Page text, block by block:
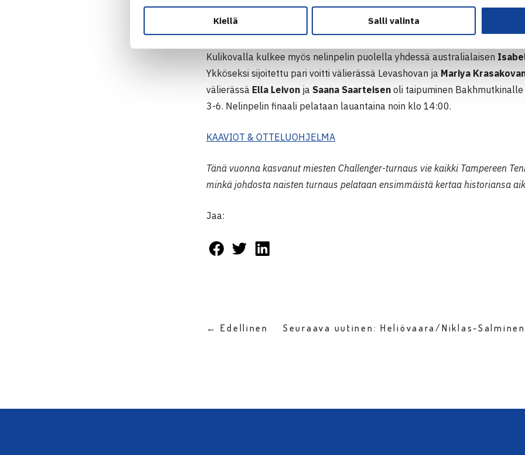
Kiellä Salli valinta
Launtaisessa välierässä on vastassa venäläinenPolina Bakhmutkina
Hartmanin
toisella kierroksella. Välieräottelu pelataan lauantaina klo
Kulikovalla kulkee myös nelinpelin puolella yhdessä australialaisen
Ykköseksi sijoitettu pari voitti välierässä Levashovan ja Mariya
välierässä Ella Leivon ja Saana Saarteisen oli taipuminen Bakhmutkinalle
3-6. Nelinpelin finaali pelataan lauantaina noin klo 14:00.
KAAVIOT & OTTELUOHJELMA
Tänä vuonna kasvanut miesten Challenger-turnaus vie kaikki Tampereen
minkä johdosta naisten turnaus pelataan ensimmäistä kertaa historiansa
Jaa:
← Edellinen Seuraava uutinen: Heliövaara/Niklas-